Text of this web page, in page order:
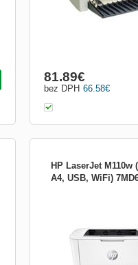
66.58€
bez DPH
81.89€
HP LaserJet M110w
A4, USB, WiFi)
laser - A4/Letter - 600 x
stran/min. - kapacita: